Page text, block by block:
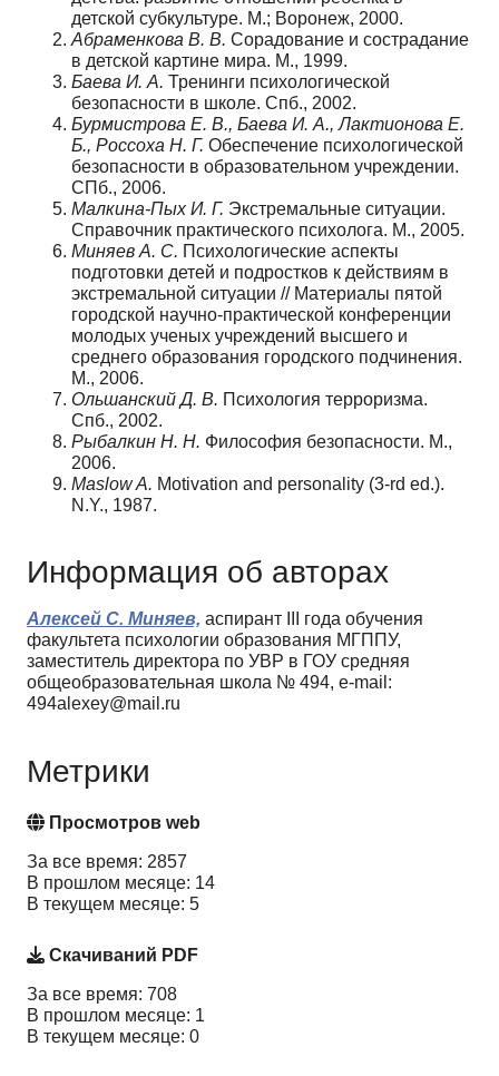
детской субкультуре. М.; Воронеж, 2000.
Абраменкова В. В. Сорадование и сострадание
в детской картине мира. М., 1999.
Баева И. А. Тренинги психологической
безопасности в школе. Спб., 2002.
Бурмистрова Е. В., Баева И. А., Лактионова Е.
Б., Россоха Н. Г. Обеспечение психологической
безопасности в образовательном учреждении.
СПб., 2006.
Малкина-Пых И. Г. Экстремальные ситуации.
Справочник практического психолога. М., 2005.
Миняев А. С. Психологические аспекты
подготовки детей и подростков к действиям в
экстремальной ситуации // Материалы пятой
городской научно-практической конференции
молодых ученых учреждений высшего и
среднего образования городского подчинения.
М., 2006.
Ольшанский Д. В. Психология терроризма.
Спб., 2002.
Рыбалкин Н. Н. Философия безопасности. М.,
2006.
Maslow A. Motivation and personality (3-rd ed.).
N.Y., 1987.
Информация об авторах
Алексей С. Миняев, аспирант III года обучения
факультета психологии образования МГППУ,
заместитель директора по УВР в ГОУ средняя
общеобразовательная школа № 494, e-mail:
494alexey@mail.ru
Метрики
Просмотров web
За все время: 2857
В прошлом месяце: 14
В текущем месяце: 5
Скачиваний PDF
За все время: 708
В прошлом месяце: 1
В текущем месяце: 0